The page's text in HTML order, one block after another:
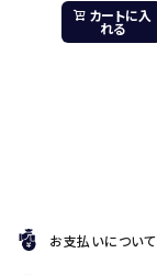
カートに入
れる
お支払いについて